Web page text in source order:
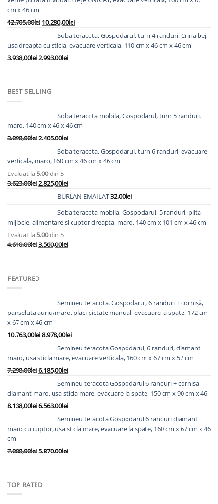
4.778,00lei.
cm x 46 cm
12.705,00lei Prețul
12.705,00lei.
10.280,00leiPrețul
curent
Soba teracota, Gospodarul, turn 4 randuri, Crina bej,
usa dreapta cu sticla, evacuare verticala, 110 cm x 46 cm x 46 cm
3.938,00leiPrețul
3.938,00lei.
2.993,00leiPrețul
BEST SELLING
Soba teracota mobila, Gospodarul, turn 5 randuri,
maro, 140 cm x 46 x 46 cm
3.098,00leiPrețul
3.098,00lei.
2.405,00leiPrețul
curent
Soba teracota, Gospodarul, turn 6 randuri, evacuare
verticala, maro, 160 cm x 46 cm x 46 cm
Evaluat la 5.00din 5
3.623,00leiPrețul
3.623,00lei.
2.825,00leiPrețul
curent
2.825,00lei.
BURLAN EMAILAT32,00lei
Soba teracota mobila, Gospodarul, 5 randuri, plita
mijlocie, alimentare si cuptor dreapta, maro, 140 cm x 101 cm x 46 cm
Evaluat la 5.00din 5
4.610,00leiPrețul
4.610,00lei.
3.560,00leiPrețul
FEATURED
Semineu teracota, Gospodarul, 6 randuri + cornișă,
panseluta auriu/maro, placi pictate manual, evacuare la spate, 172 cm
x 67 cm x 46 cm
10.763,00leiPrețul
a
10.763,00lei.
8.978,00leiPrețul
curent
Semineu teracota Gospodarul, 6 randuri, diamant
maro, usa sticla mare, evacuare verticala, 160 cm x 67 cm x 57 cm
7.298,00leiPrețul
fost:
7.298,00lei.
6.185,00leiPrețul
curent
este:
6.185,00lei.
Semineu teracota Gospodarul 6 randuri + cornisa
diamant maro, usa sticla mare, evacuare la spate, 150 cm x 90 cm x 46
8.138,00leiPrețul
fost:
6.563,00leiPrețul
curent
este:
6.563,00lei.
Semineu teracota Gospodarul 6 randuri diamant
maro cu cuptor, usa sticla mare, evacuare la spate, 160 cm x 67 cm x 46
cm
7.088,00leiPrețul
7.088,00lei.
5.870,00leiPrețul
TOP RATED